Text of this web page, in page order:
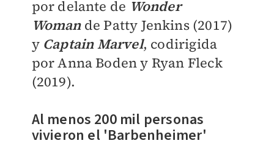
por delante de Wonder
Womande Patty Jenkins (2017)
y Captain Marvel, codirigida
por Anna Boden y Ryan Fleck
(2019).
Al menos 200 mil personas
vivieron el 'Barbenheimer'